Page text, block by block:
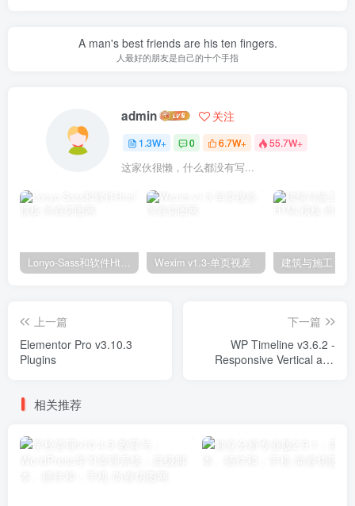
A man's best friends are his ten fingers.
人最好的朋友是自己的十个手指
admin 关注
1.3W+ 0 6.7W+ 55.7W+
这家伙很懒，什么都没有写...
Lonyo-Sass和软件Html模板 Wexim v1.3-单页视差
上一篇
Elementor Pro v3.10.3
Plugins
下一篇
WP Timeline v3.6.2 -
Responsive Vertical and
相关推荐